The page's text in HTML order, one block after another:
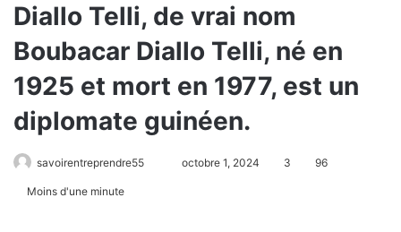
Diallo Telli, de vrai nom
Boubacar Diallo Telli, né en
1925 et mort en 1977, est un
diplomate guinéen.
savoirentreprendre55 octobre 1, 2024 3 96
Moins d'une minute